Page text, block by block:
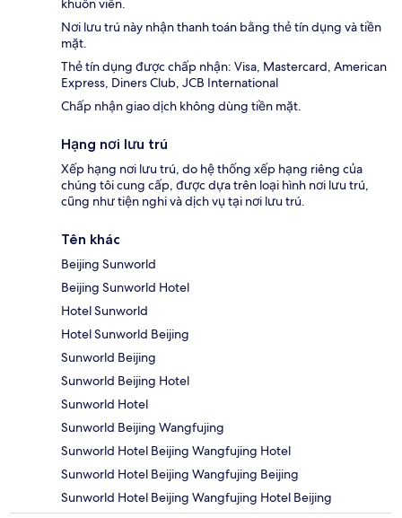
khuôn viên.
Nơi lưu trú này nhận thanh toán bằng thẻ tín dụng và tiền
mặt.
Thẻ tín dụng được chấp nhận: Visa, Mastercard, American
Express, Diners Club, JCB International
Chấp nhận giao dịch không dùng tiền mặt.
Hạng nơi lưu trú
Xếp hạng nơi lưu trú, do hệ thống xếp hạng riêng của
chúng tôi cung cấp, được dựa trên loại hình nơi lưu trú,
cũng như tiện nghi và dịch vụ tại nơi lưu trú.
Tên khác
Beijing Sunworld
Beijing Sunworld Hotel
Hotel Sunworld
Hotel Sunworld Beijing
Sunworld Beijing
Sunworld Beijing Hotel
Sunworld Hotel
Sunworld Beijing Wangfujing
Sunworld Hotel Beijing Wangfujing Hotel
Sunworld Hotel Beijing Wangfujing Beijing
Sunworld Hotel Beijing Wangfujing Hotel Beijing